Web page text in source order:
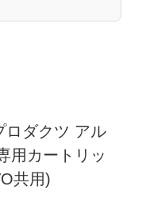
ロダクツ アル
用カートリッ
共用)